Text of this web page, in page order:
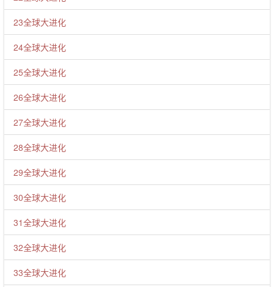
23全球大进化
24全球大进化
25全球大进化
26全球大进化
27全球大进化
28全球大进化
29全球大进化
30全球大进化
31全球大进化
32全球大进化
33全球大进化